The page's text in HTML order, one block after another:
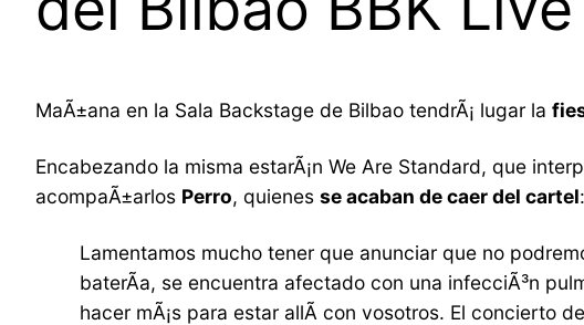
MaÃ±ana en la Sala Backstage de Bilbao tendrÃ¡ lugar la
Encabezando la misma estarÃ¡n We Are Standard, que
acompaÃ±arlos Perro, quienes se acaban de caer del cartel:
Lamentamos mucho tener que anunciar que no
baterÃ­a, se encuentra afectado con una infecciÃ³n
hacer mÃ¡s para estar allÃ­ con vosotros. El concierto